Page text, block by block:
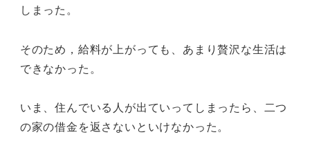
しまった。
そのため，給料が上がっても、あまり贅沢な生活は
できなかった。
いま、住んでいる人が出ていってしまったら、二つ
の家の借金を返さないといけなかった。